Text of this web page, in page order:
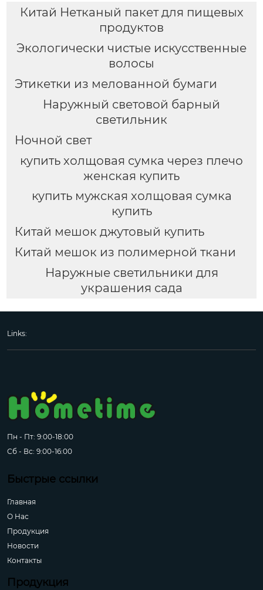
Китай Нетканый пакет для пищевых
продуктов
Экологически чистые искусственные
волосы
Этикетки из мелованной бумаги
Наружный световой барный
светильник
Ночной свет
купить холщовая сумка через плечо
женская купить
купить мужская холщовая сумка
купить
Китай мешок джутовый купить
Китай мешок из полимерной ткани
Наружные светильники для
украшения сада
Links:
Пн - Пт: 9:00-18:00
Сб - Вс: 9:00-16:00
Быстрые ссылки
Главная
О Hас
Продукция
Новости
Контакты
Продукция